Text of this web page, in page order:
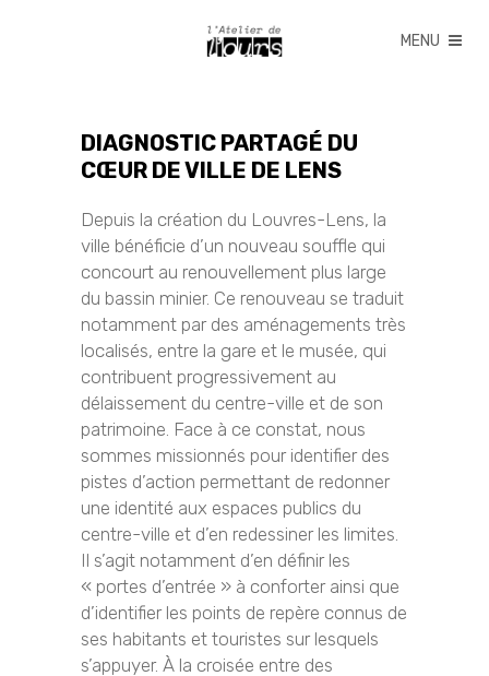
DIAGNOSTIC PARTAGÉ DU
CŒUR DE VILLE DE LENS
Depuis la création du Louvres-Lens, la
ville bénéficie d’un nouveau souffle qui
concourt au renouvellement plus large
du bassin minier. Ce renouveau se traduit
notamment par des aménagements très
localisés, entre la gare et le musée, qui
contribuent progressivement au
délaissement du centre-ville et de son
patrimoine. Face à ce constat, nous
sommes missionnés pour identifier des
pistes d’action permettant de redonner
une identité aux espaces publics du
centre-ville et d’en redessiner les limites.
Il s’agit notamment d’en définir les
« portes d’entrée » à conforter ainsi que
d’identifier les points de repère connus de
ses habitants et touristes sur lesquels
s’appuyer. À la croisée entre des